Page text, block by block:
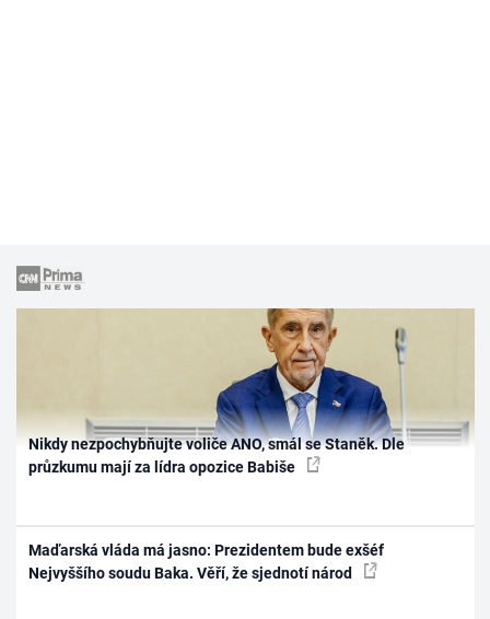
Nikdy nezpochybňujte voliče ANO, smál se Staněk. Dle
průzkumu mají za lídra opozice Babiše
Maďarská vláda má jasno: Prezidentem bude exšéf
Nejvyššího soudu Baka. Věří, že sjednotí národ